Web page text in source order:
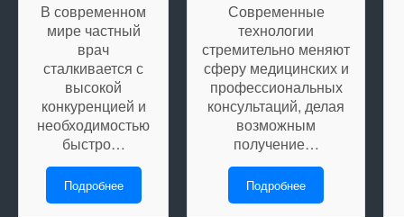
В современном
мире частный
врач
сталкивается с
высокой
конкуренцией и
необходимостью
быстро…
Подробнее
Современные
технологии
стремительно меняют
сферу медицинских и
профессиональных
консультаций, делая
возможным
получение…
Подробнее